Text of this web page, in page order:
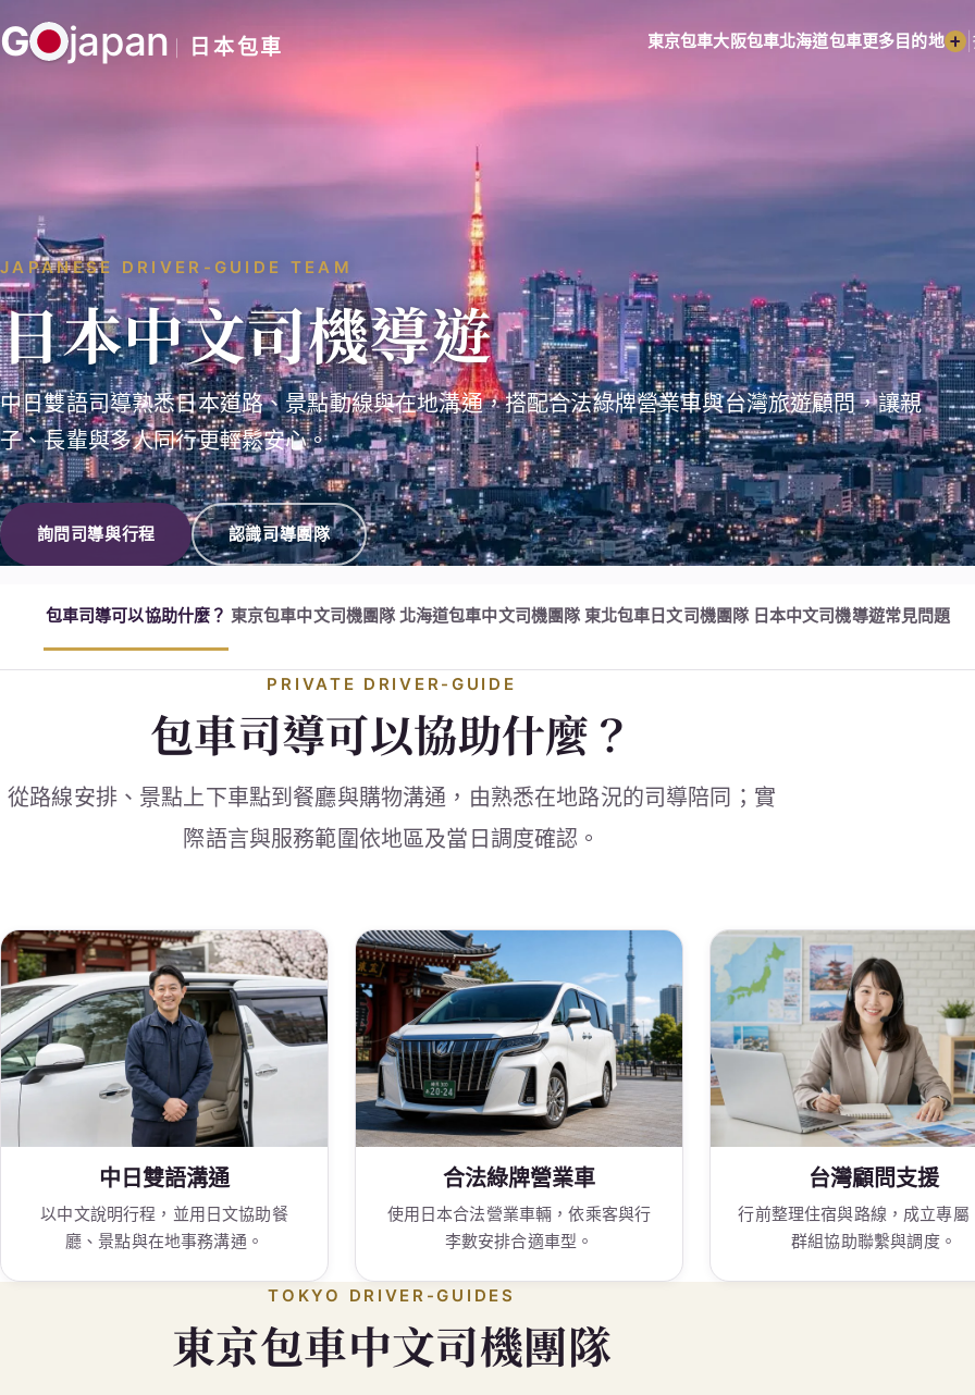
至
G japan 日本包車 東京包車大阪包車北海道包車更多目的地 |
JAPANESE DRIVER-GUIDE TEAM
日本中文司機導遊
中日雙語司導熟悉日本道路、景點動線與在地溝通，搭配合法綠牌營業車與台灣旅遊顧問，讓親
子、長輩與多人同行更輕鬆安心。
詢問司導與行程 認識司導團隊
包車司導可以協助什麼？ 東京包車中文司機團隊 北海道包車中文司機團隊 東北包車日文司機團隊 日本中文司機導遊常見問題
PRIVATE DRIVER-GUIDE
包車司導可以協助什麼？
從路線安排、景點上下車點到餐廳與購物溝通，由熟悉在地路況的司導陪同；實
際語言與服務範圍依地區及當日調度確認。
中日雙語溝通
以中文說明行程，並用日文協助餐
廳、景點與在地事務溝通。
合法綠牌營業車
使用日本合法營業車輛，依乘客與行
李數安排合適車型。
台灣顧問支援
行前整理住宿與路線，成立專屬
群組協助聯繫與調度。
TOKYO DRIVER-GUIDES
東京包車中文司機團隊